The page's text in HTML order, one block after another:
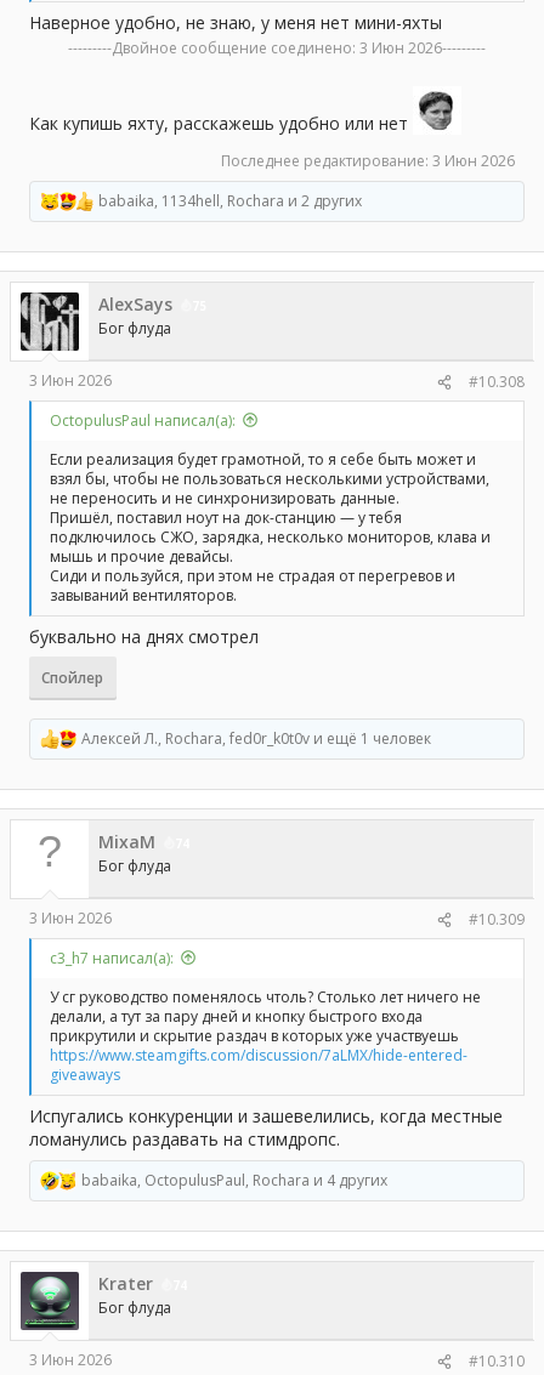
Наверное удобно, не знаю, у меня нет мини-яхты
---------Двойное сообщение соединено: 3 Июн 2026---------
Как купишь яхту, расскажешь удобно или нет
Последнее редактирование: 3 Июн 2026
Р
е
а
к
ц
и
и
:
babaika, 1134hell, Rochara и 2 других
AlexSays
Бог флуда
3 Июн 2026
#10.308
OctopulusPaul написал(а):
Если реализация будет грамотной, то я себе быть может и
взял бы, чтобы не пользоваться несколькими устройствами,
не переносить и не синхронизировать данные.
Пришёл, поставил ноут на док-станцию — у тебя
подключилось СЖО, зарядка, несколько мониторов, клава и
мышь и прочие девайсы.
Сиди и пользуйся, при этом не страдая от перегревов и
завываний вентиляторов.
буквально на днях смотрел
Спойлер
Р
е
а
к
ц
и
и
Алексей Л., Rochara, fed0r_k0t0v и ещё 1 человек
MixaM
Бог флуда
3 Июн 2026
#10.309
с3_h7 написал(а):
У сг руководство поменялось чтоль? Столько лет ничего не
делали, а тут за пару дней и кнопку быстрого входа
прикрутили и скрытие раздач в которых уже участвуешь
https://www.steamgifts.com/discussion/7aLMX/hide-entered-
giveaways
Испугались конкуренции и зашевелились, когда местные
ломанулись раздавать на стимдропс.
Р
е
а
к
ц
и
и
:
babaika, OctopulusPaul, Rochara и 4 других
Krater
Бог флуда
3 Июн 2026 #10.310